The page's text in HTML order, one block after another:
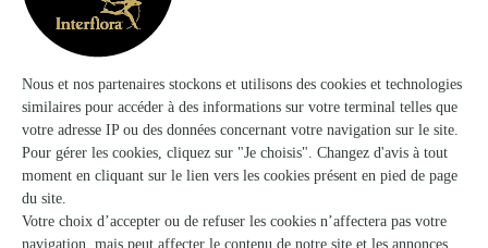
Martine Fleurs
Sedan
★★★★★3.8 (19)
Galerie Marchande Leclerc Rue Pasteur
Voir la boutique